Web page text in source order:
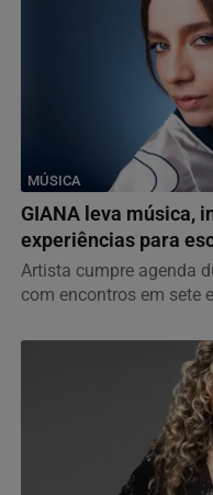
MÚSICA
GIANA leva música,
experiências para
Artista cumpre agenda
com encontros em sete